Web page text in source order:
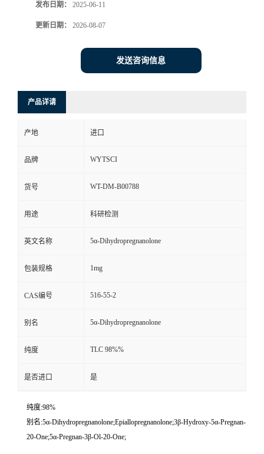
发布日期： 2025-06-11
更新日期： 2026-08-07
发送咨询信息
产品详请
产地 进口
品牌 WYTSCI
货号 WT-DM-B00788
用途 科研检测
英文名称 5α-Dihydropregnanolone
包装规格 1mg
CAS编号 516-55-2
别名 5α-Dihydropregnanolone
纯度 TLC 98%%
是否进口 是
纯度:98%
别名:5α-Dihydropregnanolone;Epiallopregnanolone;3β-Hydroxy-5α-Pregnan-
20-One;5α-Pregnan-3β-Ol-20-One;